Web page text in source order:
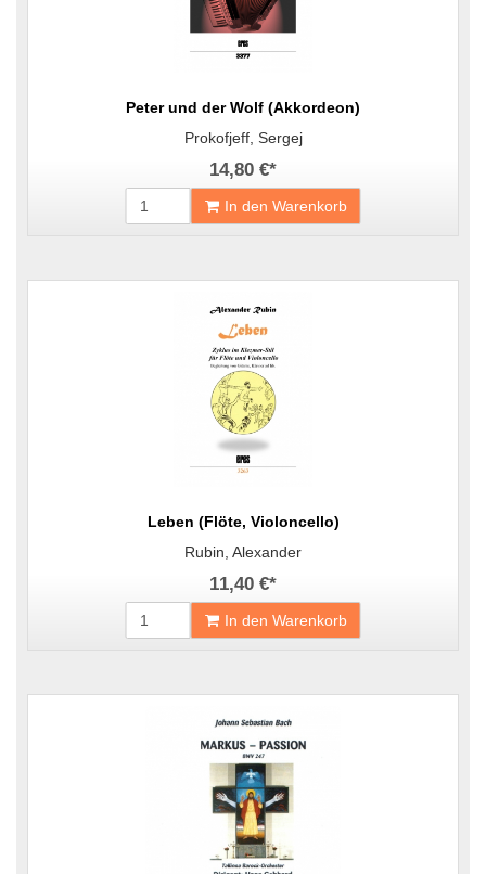
Peter und der Wolf (Akkordeon)
Prokofjeff, Sergej
14,80 €*
In den Warenkorb
Leben (Flöte, Violoncello)
Rubin, Alexander
11,40 €*
In den Warenkorb